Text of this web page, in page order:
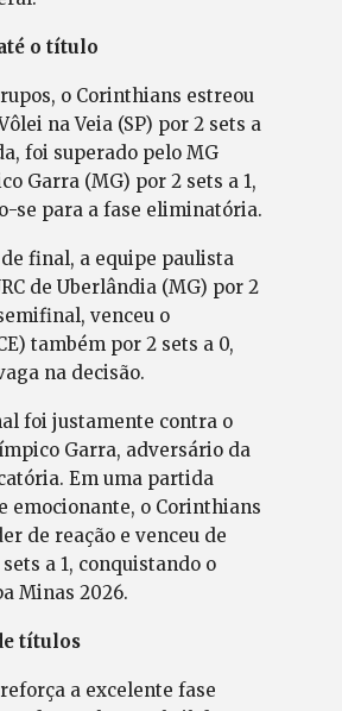
o título
o Corinthians estreou
na Veia (SP) por 2 sets a
foi superado pelo MG
Garra (MG) por 2 sets a 1,
se para a fase eliminatória.
final, a equipe paulista
de Uberlândia (MG) por 2
venceu o
também por 2 sets a 0,
na decisão.
foi justamente contra o
Garra, adversário da
Em uma partida
emocionante, o Corinthians
de reação e venceu de
a 1, conquistando o
Minas 2026.
títulos
a excelente fase